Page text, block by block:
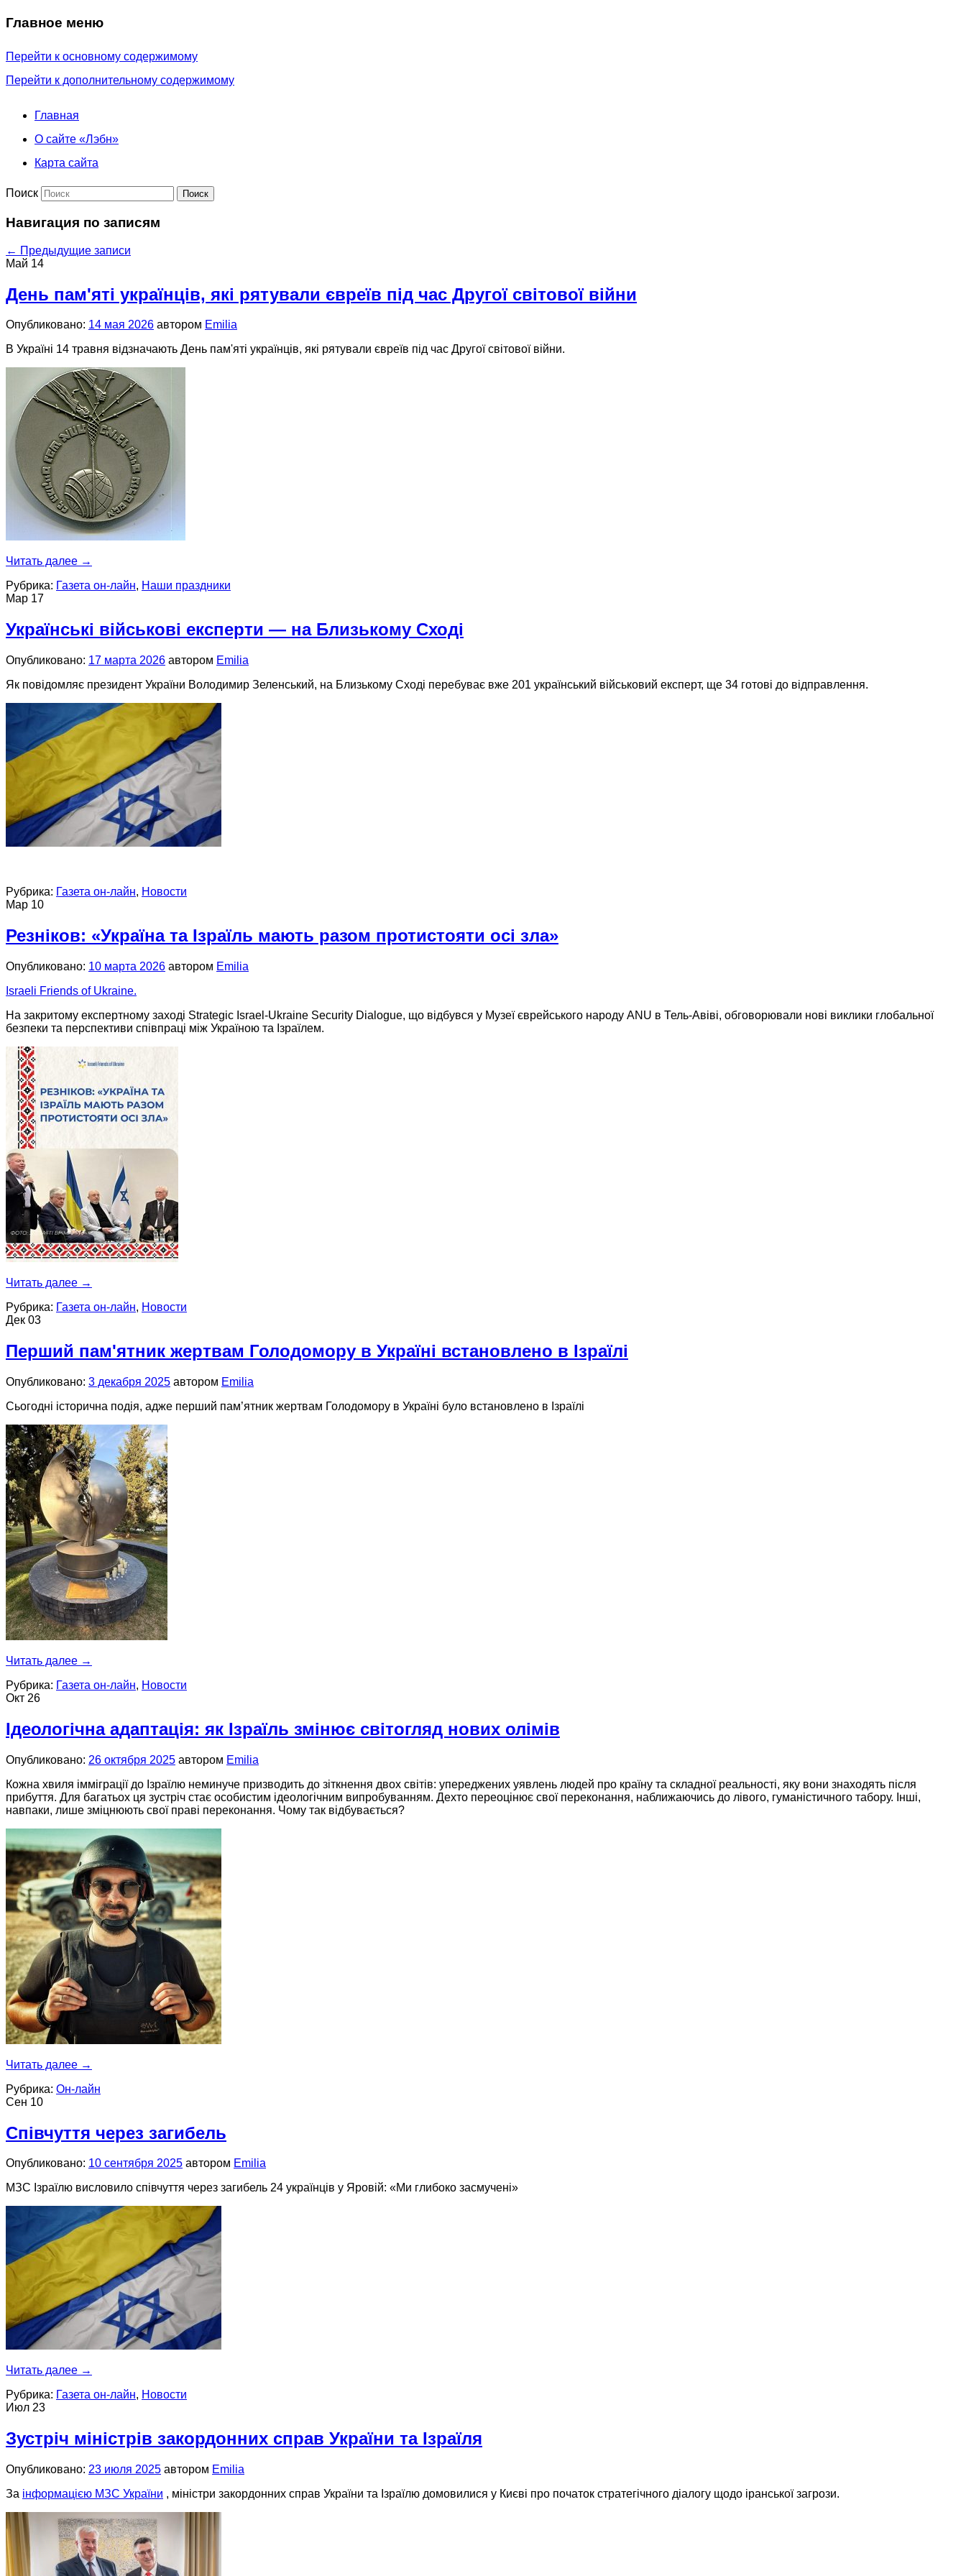
Главное меню
Перейти к основному содержимому
Перейти к дополнительному содержимому
Главная
О сайте «Лэбн»
Карта сайта
Поиск
Навигация по записям
← Предыдущие записи
Май 14
День пам'яті українців, які рятували євреїв під час Другої світової війни
Опубликовано: 14 мая 2026 автором Emilia
В Україні 14 травня відзначають День пам'яті українців, які рятували євреїв під час Другої світової війни.
Читать далее →
Рубрика: Газета он-лайн, Наши праздники
Мар 17
Українські військові експерти — на Близькому Сході
Опубликовано: 17 марта 2026 автором Emilia
Як повідомляє президент України Володимир Зеленський, на Близькому Сході перебуває вже 201 український військовий експерт, ще 34 готові до відправлення.
Рубрика: Газета он-лайн, Новости
Мар 10
Резніков: «Україна та Ізраїль мають разом протистояти осі зла»
Опубликовано: 10 марта 2026 автором Emilia
Israeli Friends of Ukraine.
На закритому експертному заході Strategic Israel-Ukraine Security Dialogue, що відбувся у Музеї єврейського народу ANU в Тель-Авіві, обговорювали нові виклики глобальної
безпеки та перспективи співпраці між Україною та Ізраїлем.
Читать далее →
Рубрика: Газета он-лайн, Новости
Дек 03
Перший пам'ятник жертвам Голодомору в Україні встановлено в Ізраїлі
Опубликовано: 3 декабря 2025 автором Emilia
Сьогодні історична подія, адже перший пам’ятник жертвам Голодомору в Україні було встановлено в Ізраїлі
Читать далее →
Рубрика: Газета он-лайн, Новости
Окт 26
Ідеологічна адаптація: як Ізраїль змінює світогляд нових олімів
Опубликовано: 26 октября 2025 автором Emilia
Кожна хвиля імміграції до Ізраїлю неминуче призводить до зіткнення двох світів: упереджених уявлень людей про країну та складної реальності, яку вони знаходять після
прибуття. Для багатьох ця зустріч стає особистим ідеологічним випробуванням. Дехто переоцінює свої переконання, наближаючись до лівого, гуманістичного табору. Інші,
навпаки, лише зміцнюють свої праві переконання. Чому так відбувається?
Читать далее →
Рубрика: Он-лайн
Сен 10
Співчуття через загибель
Опубликовано: 10 сентября 2025 автором Emilia
МЗС Ізраїлю висловило співчуття через загибель 24 українців у Яровій: «Ми глибоко засмучені»
Читать далее →
Рубрика: Газета он-лайн, Новости
Июл 23
Зустріч міністрів закордонних справ України та Ізраїля
Опубликовано: 23 июля 2025 автором Emilia
За інформацією МЗС України , міністри закордонних справ України та Ізраїлю домовилися у Києві про початок стратегічного діалогу щодо іранської загрози.